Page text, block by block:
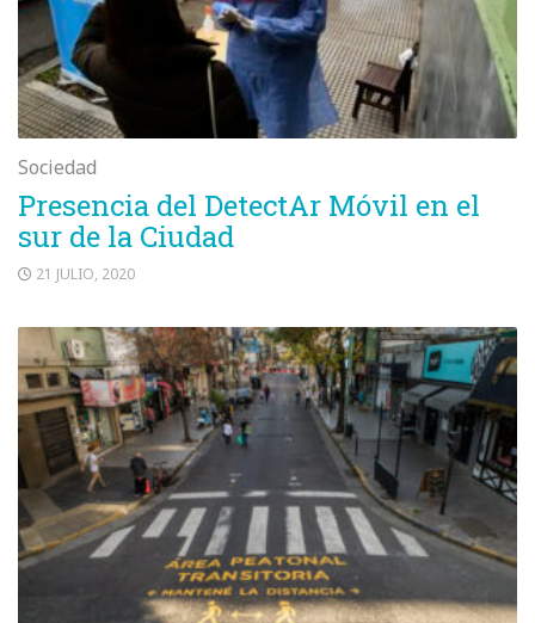
Sociedad
Presencia del DetectAr Móvil en el
sur de la Ciudad
21 JULIO, 2020